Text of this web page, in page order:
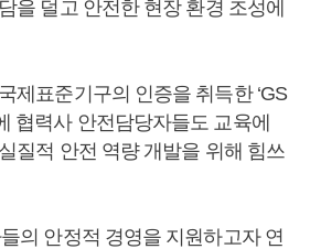
을 덜고 안전한 현장 환경 조성에
제표준기구의 인증을 취득한 ‘GS
협력사 안전담당자들도 교육에
질적 안전 역량 개발을 위해 힘쓰
의 안정적 경영을 지원하고자 연